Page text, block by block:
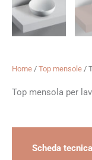
Home / Top mensole /
Top mensola per
Scheda tecnica